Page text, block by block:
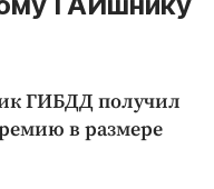
ГИБДД получил
в размере